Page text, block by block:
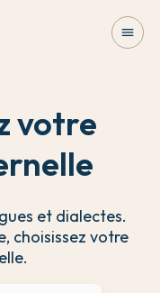
menu
votre
et dialectes.
choisissez votre